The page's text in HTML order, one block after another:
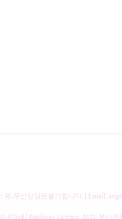
유,무선상담은불가합니다. | Email:
97568 | Business License: 2021-부산연